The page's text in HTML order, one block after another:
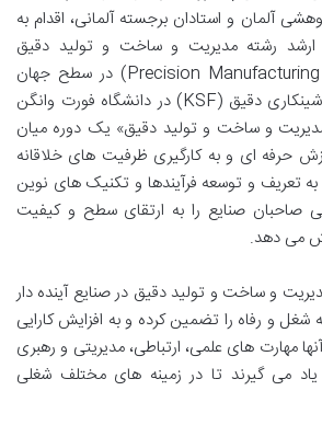
آلمان و استادان برجسته آلمانی، اقدام به
ارشد رشته مدیریت و ساخت و تولید دقیق
(Precision Manufacturing and Management) در سطح جهان
نموده است، انستیتو ماشین­کاری دقیق (KSF) در دانشگاه فورت وانگن
و ساخت و تولید دقیق» یک دوره میان
حرفه ای و به کارگیری ظرفیت های خلاقانه
تعریف و توسعه فرآیندها و تکنیک های نوین
صاحبان صنایع را به ارتقای سطح و کیفیت
می دهد.
و ساخت و تولید دقیق در صنایع آینده دار
شغل و رفاه را تضمین کرده و به افزایش کارایی
مهارت های علمی، ارتباطی، مدیریتی و رهبری
می ­گیرند تا در زمینه های مختلف شغلی